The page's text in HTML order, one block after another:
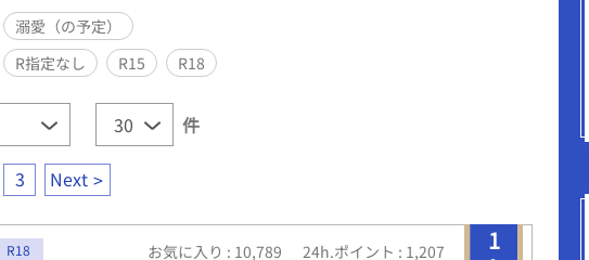
溺愛（の予定）
R指定なし R15 R18
件
3 Next
1
R18 お気に入り : 10,789 24h.ポイント : 1,207